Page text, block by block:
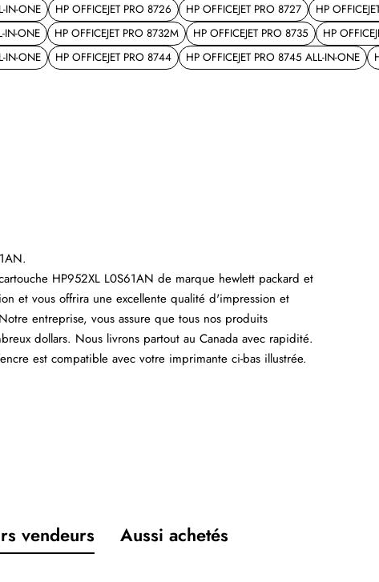
IN-ONE
HP OFFICEJET PRO 8726 HP OFFICEJET PRO 8727
HP
IN-ONE
HP OFFICEJET PRO 8732M HP OFFICEJET PRO 8735
HP
IN-ONE
HP OFFICEJET PRO 8744 HP OFFICEJET PRO 8745 ALL-IN-ONE
HP952XL L0S61AN de marque hewlett packard et
et vous offrira une excellente qualité d'impression et
entreprise, vous assure que tous nos produits
dollars. Nous livrons partout au Canada avec rapidité.
est compatible avec votre imprimante ci-bas illustrée.
vendeurs Aussi achetés